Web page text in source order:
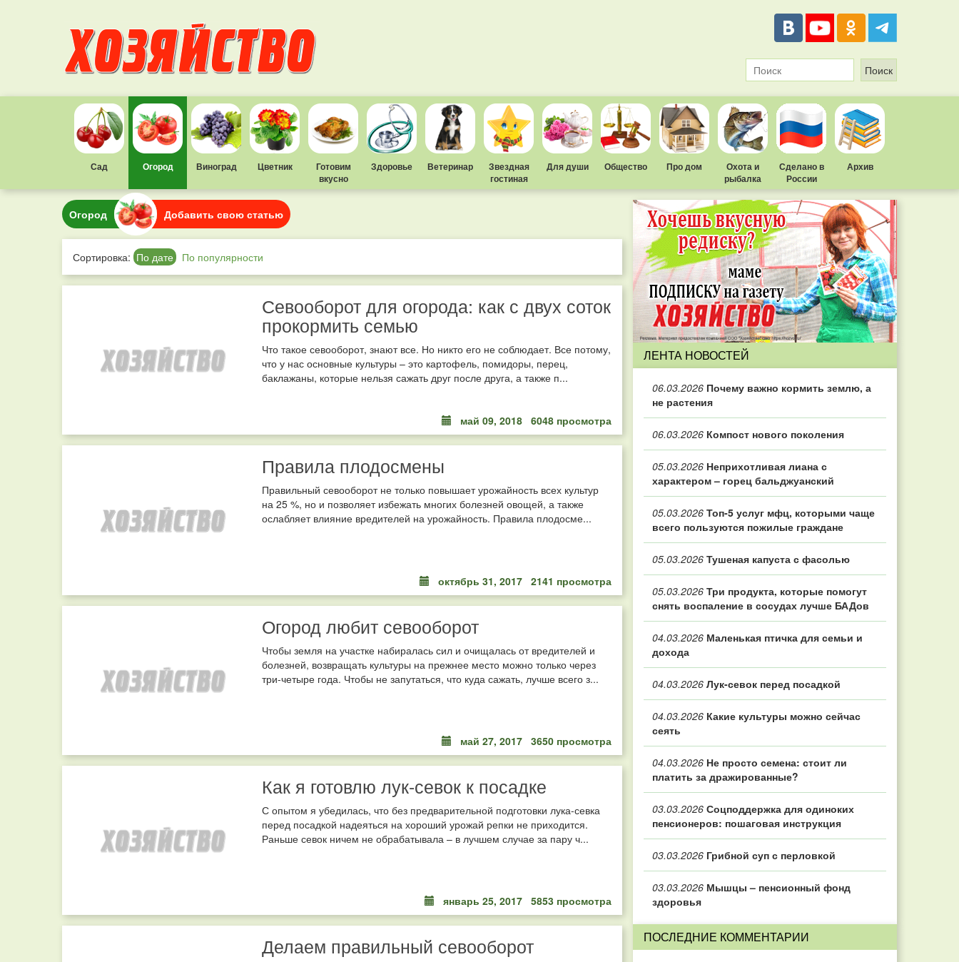
Сад Огород Виноград Цветник
Готовим
вкусно
Здоровье Ветеринар
Звездная
гостиная
Для души Общество Про дом
Охота и
рыбалка
Сделано в
России
Архив
Огород Добавить свою статью
Сортировка: По дате По популярности
Севооборот для огорода: как с двух соток
прокормить семью
Что такое севооборот, знают все. Но никто его не соблюдает. Все потому,
что у нас основные культуры – это картофель, помидоры, перец,
баклажаны, которые нельзя сажать друг после друга, а также п...
май 09, 2018 6048 просмотра
Правила плодосмены
Правильный севооборот не только повышает урожайность всех культур
на 25 %, но и позволяет избежать многих болезней овощей, а также
ослабляет влияние вредителей на урожайность. Правила плодосме...
октябрь 31, 2017 2141 просмотра
Огород любит севооборот
Чтобы земля на участке набиралась сил и очищалась от вредителей и
болезней, возвращать культуры на прежнее место можно только через
три-четыре года. Чтобы не запутаться, что куда сажать, лучше всего з...
май 27, 2017 3650 просмотра
Как я готовлю лук-севок к посадке
С опытом я убедилась, что без предварительной подготовки лука-севка
перед посадкой надеяться на хороший урожай репки не приходится.
Раньше севок ничем не обрабатывала – в лучшем случае за пару ч...
январь 25, 2017 5853 просмотра
Делаем правильный севооборот
ЛЕНТА НОВОСТЕЙ
06.03.2026 Почему важно кормить землю, а
не растения
06.03.2026 Компост нового поколения
05.03.2026 Неприхотливая лиана с
характером – горец бальджуанский
05.03.2026 Топ‑5 услуг мфц, которыми чаще
всего пользуются пожилые граждане
05.03.2026 Тушеная капуста с фасолью
05.03.2026 Три продукта, которые помогут
снять воспаление в сосудах лучше БАДов
04.03.2026 Маленькая птичка для семьи и
дохода
04.03.2026 Лук-севок перед посадкой
04.03.2026 Какие культуры можно сейчас
сеять
04.03.2026 Не просто семена: стоит ли
платить за дражированные?
03.03.2026 Соцподдержка для одиноких
пенсионеров: пошаговая инструкция
03.03.2026 Грибной суп с перловкой
03.03.2026 Мышцы – пенсионный фонд
здоровья
ПОСЛЕДНИЕ КОММЕНТАРИИ